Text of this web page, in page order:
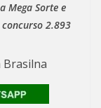
Mega Sorte e
2.893
Brasilna